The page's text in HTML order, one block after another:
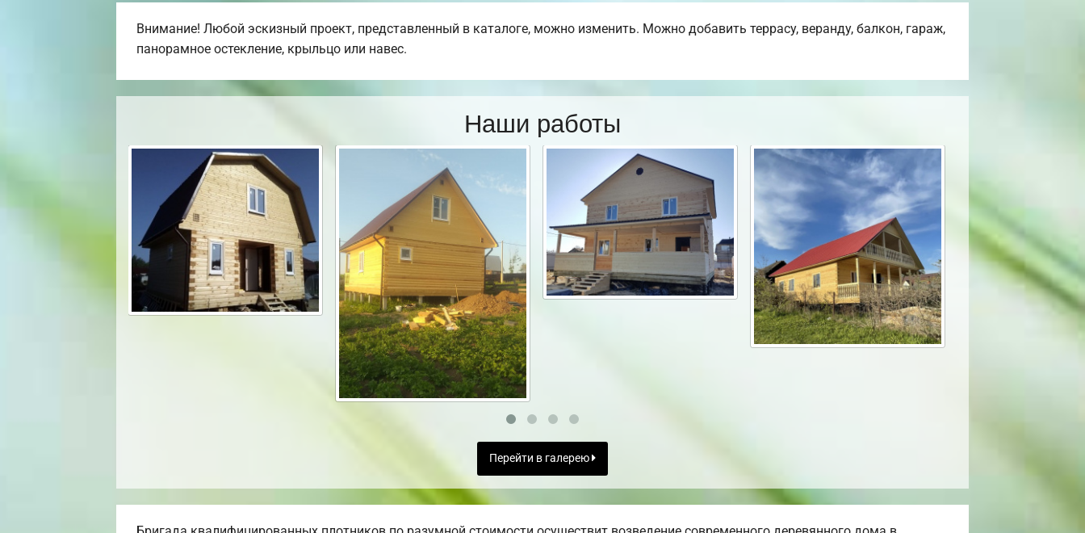
Внимание! Любой эскизный проект, представленный в каталоге, можно изменить. Можно добавить террасу, веранду, балкон, гараж,
панорамное остекление, крыльцо или навес.
Наши работы
Перейти в галерею